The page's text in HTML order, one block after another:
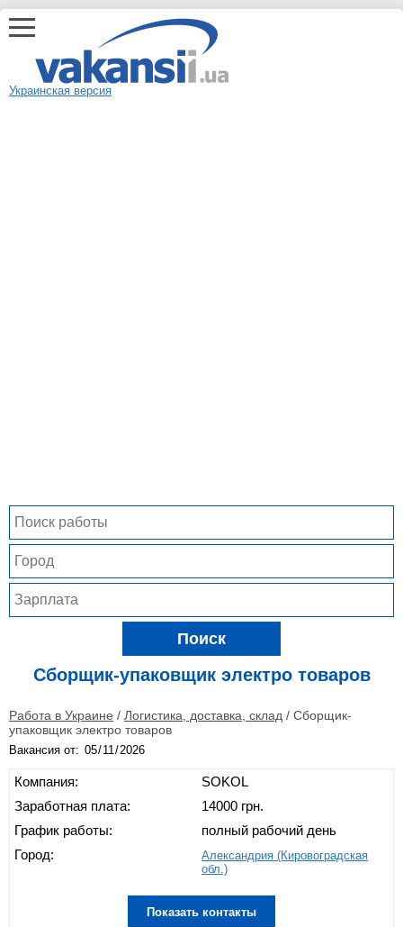
Украинская версия
Поиск
Сборщик-упаковщик электро товаров
Работа в Украине / Логистика, доставка, склад / Сборщик-
упаковщик электро товаров
Вакансия от:
Компания:
Заработная плата:
График работы:
Город:
SOKOL
14000 грн.
полный рабочий день
Александрия (Кировоградская
обл.)
Показать контакты